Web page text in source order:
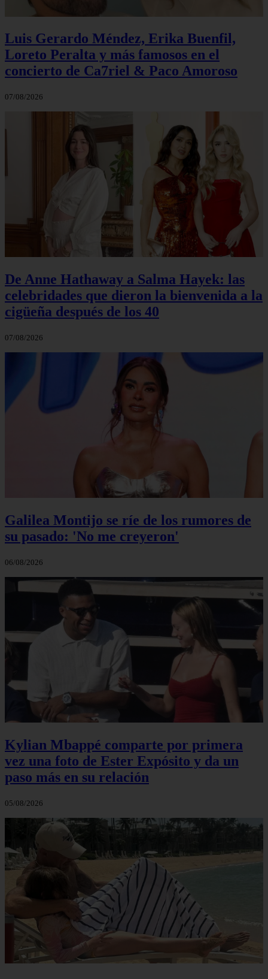
Luis Gerardo Méndez, Erika Buenfil,
Loreto Peralta y más famosos en el
concierto de Ca7riel & Paco Amoroso
07/08/2026
De Anne Hathaway a Salma Hayek: las
celebridades que dieron la bienvenida a la
cigüeña después de los 40
07/08/2026
Galilea Montijo se ríe de los rumores de
su pasado: 'No me creyeron'
06/08/2026
Kylian Mbappé comparte por primera
vez una foto de Ester Expósito y da un
paso más en su relación
05/08/2026